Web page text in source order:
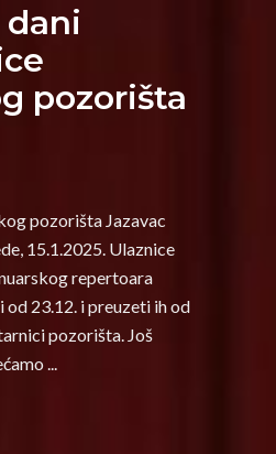
pozorišta
pozorišta Jazavac
15.1.2025. Ulaznice
repertoara
23.12. i preuzeti ih od
pozorišta. Još